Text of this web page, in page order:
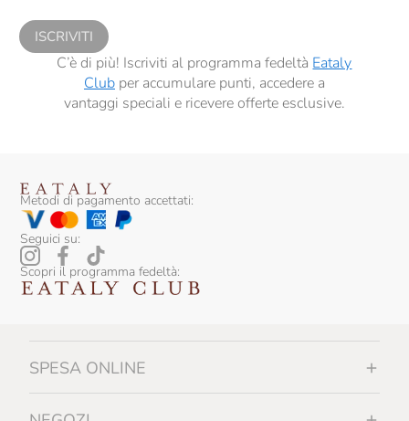
ISCRIVITI
C’è di più! Iscriviti al programma fedeltà Eataly
Clubper accumulare punti, accedere a
vantaggi speciali e ricevere offerte esclusive.
Metodi di pagamento accettati:
Seguici su:
Scopri il programma fedeltà:
SPESA ONLINE